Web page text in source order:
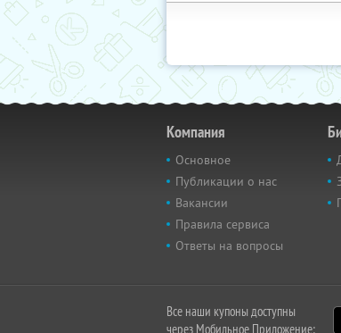
Компания
Основное
Публикации о нас
Вакансии
Правила сервиса
Ответы на вопросы
Все наши купоны доступны
через Мобильное Приложение: